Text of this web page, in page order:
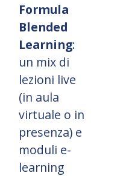
Formula
Blended
Learning:
un mix di
lezioni live
(in aula
virtuale o in
presenza) e
moduli e-
learning